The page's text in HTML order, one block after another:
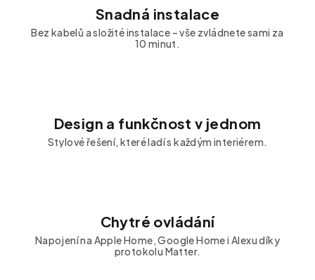
Snadná instalace
Bez kabelů a složité instalace – vše zvládnete sami za
10 minut.
Design a funkčnost v jednom
Stylové řešení, které ladí s každým interiérem.
Chytré ovládání
Napojení na Apple Home, Google Home i Alexu díky
protokolu Matter.